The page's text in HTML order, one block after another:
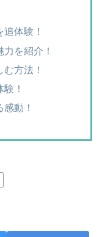
体験！
を紹介！
方法！
！
動！